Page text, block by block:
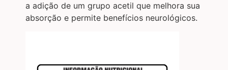
a adição de um grupo acetil que melhora sua
absorção e permite benefícios neurológicos.